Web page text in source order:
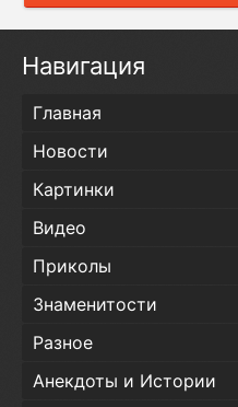
Навигация
Главная
Новости
Картинки
Видео
Приколы
Знаменитости
Разное
Анекдоты и Истории